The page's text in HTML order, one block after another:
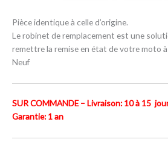
Pièce identique à celle d’origine.
Le robinet de remplacement est une
remettre la remise en état de votre moto
Neuf
SUR COMMANDE – Livraison: 10 à 15
Garantie: 1 an